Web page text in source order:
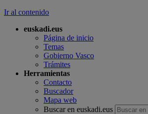
Ir al contenido
euskadi.eus
Página de inicio
Temas
Gobierno Vasco
Trámites
Herramientas
Contacto
Buscador
Mapa web
Buscar en euskadi.eus